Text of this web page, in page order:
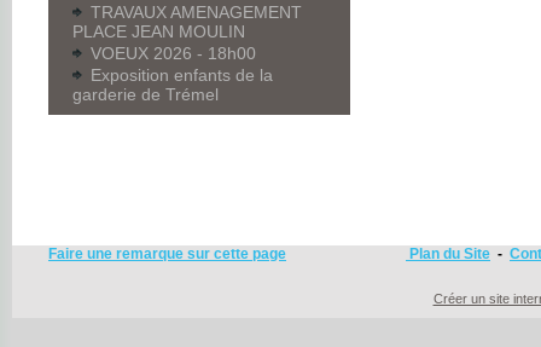
TRAVAUX AMENAGEMENT
PLACE JEAN MOULIN
VOEUX 2026 - 18h00
Exposition enfants de la
garderie de Trémel
Faire une remarque sur cette page Plan du Site -
Créer un site